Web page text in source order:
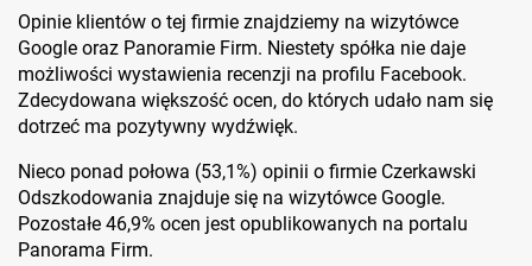
Opinie klientów o tej firmie znajdziemy na wizytówce
Google oraz Panoramie Firm. Niestety spółka nie daje
możliwości wystawienia recenzji na profilu Facebook.
Zdecydowana większość ocen, do których udało nam się
dotrzeć ma pozytywny wydźwięk.
Nieco ponad połowa (53,1%) opinii o firmie Czerkawski
Odszkodowania znajduje się na wizytówce Google.
Pozostałe 46,9% ocen jest opublikowanych na portalu
Panorama Firm.